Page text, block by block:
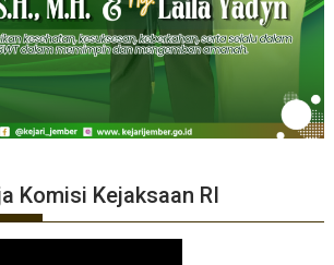
Komisi Kejaksaan RI